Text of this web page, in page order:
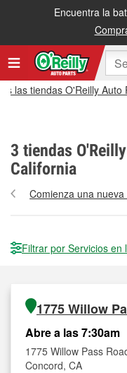
Encuentra la
las tiendas O'Reilly Auto
3 tiendas
California
Comienza una
Filtrar por Servicios en
1775 Willow
Abre a las 7:30am
1775 Willow Pass
Concord, CA